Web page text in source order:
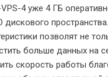
4 уже 4 ГБ
дискового
позволят не
больше данных на
скорость работы